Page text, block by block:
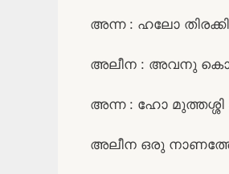
അന്ന : ഹലോ
അലീന : അവനു
അന്ന : ഹോ
അലീന ഒരു